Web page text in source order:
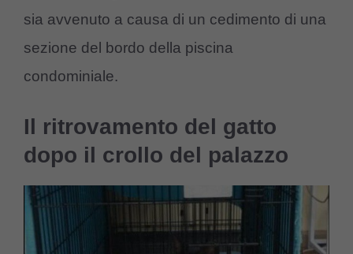
sia avvenuto a causa di un cedimento di una
sezione del bordo della piscina
condominiale.
Il ritrovamento del gatto
dopo il crollo del palazzo